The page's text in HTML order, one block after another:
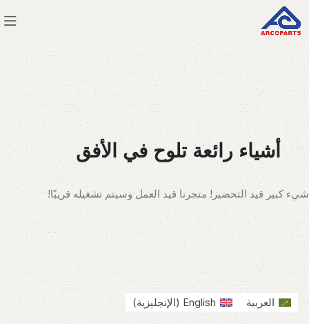
أشياء رائعة تلوح في الأفق
شيء كبير قيد التحضير! متجرنا قيد العمل وسيتم تشغيله قريبًا!
العربية English
(الإنجليزية)